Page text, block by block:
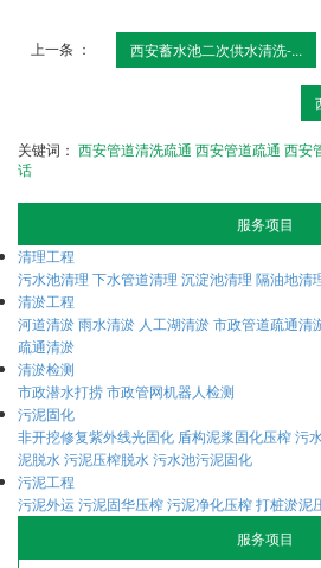
上一条 ： 西安蓄水池二次供水清洗-...
关键词： 西安管道清洗疏通 西安管道疏通 西安
话
服务项目
清理工程
污水池清理 下水管道清理 沉淀池清理 隔油地清
清淤工程
河道清淤雨水清淤 人工湖清淤市政管道疏通清
疏通清淤
清淤检测
市政潜水打捞市政管网机器人检测
污泥固化
非开挖修复紫外线光固化 盾构泥浆固化压榨污
泥脱水 污泥压榨脱水 污水池污泥固化
污泥工程
污泥外运 污泥固华压榨污泥净化压榨打桩淤泥
服务项目